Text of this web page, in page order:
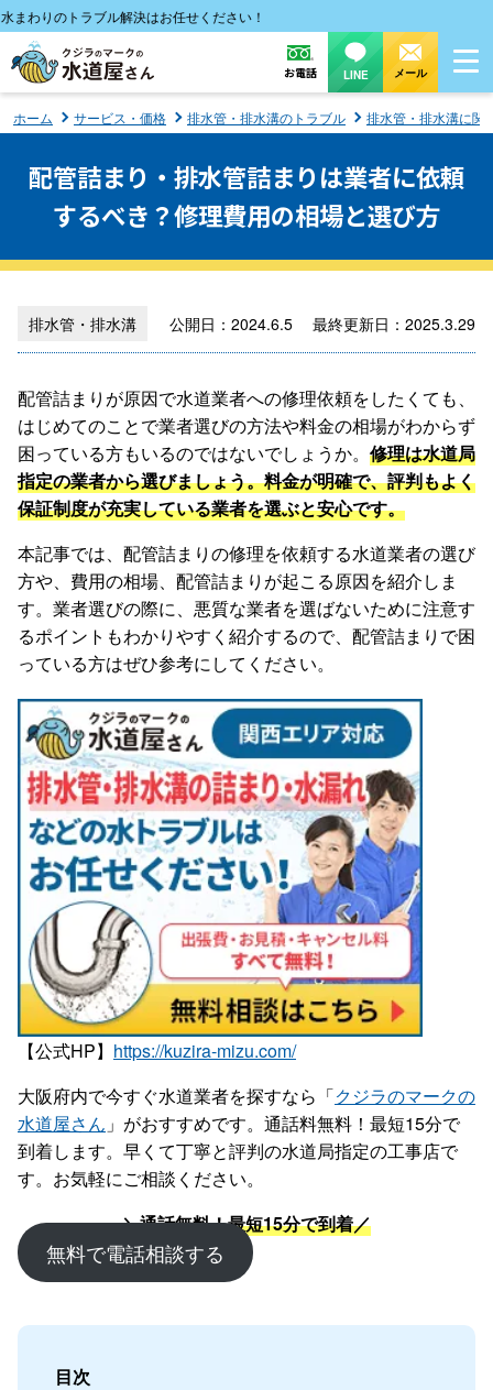
のトラブル解決はお任せください！
お電話 LINE メール
ホーム サービス・価格 排水管・排水溝のトラブル 排水管・排水溝に関
配管詰まり・排水管詰まりは業者に依頼
するべき？修理費用の相場と選び方
排水管・排水溝 公開日：2024.6.5 最終更新日：2025.3.29
配管詰まりが原因で水道業者への修理依頼をしたくても、
はじめてのことで業者選びの方法や料金の相場がわからず
困っている方もいるのではないでしょうか。 修理は水道局
指定の業者から選びましょう。料金が明確で、評判もよく
保証制度が充実している業者を選ぶと安心です。
本記事では、配管詰まりの修理を依頼する水道業者の選び
方や、費用の相場、配管詰まりが起こる原因を紹介しま
す。業者選びの際に、悪質な業者を選ばないために注意す
るポイントもわかりやすく紹介するので、配管詰まりで困
っている方はぜひ参考にしてください。
【公式HP】 https://kuzira-mizu.com/
大阪府内で今すぐ水道業者を探すなら「クジラのマークの
水道屋さん 」がおすすめです。通話料無料！最短15分で
到着します。早くて丁寧と評判の水道局指定の工事店で
す。お気軽にご相談ください。
＼通話無料！最短15分で到着／
無料で電話相談する
目次